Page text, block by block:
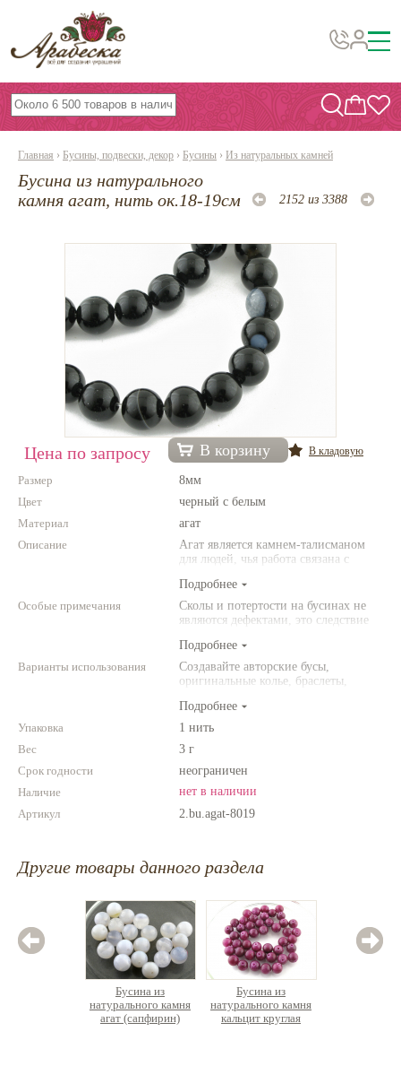
Бусины, подвески, декор
Бисер
Фурнитура
Инструменты и материалы
Эпоксидная смола
Шнуры, ленты, нитки
Бисер TOHO
Нетемнеющая фурнитура
Всё для вышивки
Натуральные камни
Главная › Бусины, подвески, декор › Бусины › Из натуральных камней
Бусина из натурального
камня агат, нить ок.18-19см
2152 из 3388
Цена по запросу В корзину В кладовую
Размер
8мм
Цвет
черный с белым
Материал
агат
Описание
Агат является камнем-талисманом
для людей, чья работа связана с
защищает от энергетического
"вампиризма" со стороны других
людей и способствет укреплению
Подробнее
Особые примечания
Сколы и потертости на бусинах не
являются дефектами, это следствие
природного камня. Цвет и размер
товара может отличаться от
представленных на фото.
Подробнее
Варианты использования
Создавайте авторские бусы,
оригинальные колье, браслеты,
Комбинируйте различные цвета и
размеры. Фантазируйте!
Подробнее
Упаковка
1 нить
Вес
3 г
Срок годности
неограничен
Наличие
нет в наличии
Артикул
2.bu.agat-8019
Другие товары данного раздела
Бусина из
натурального камня
агат (сапфирин)
Бусина из
натурального камня
кальцит круглая